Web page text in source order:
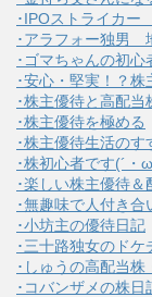
･IPOストライカ
･アラフォー独男
･ゴマちゃんの初
･安心・堅実！？株
･株主優待と高配
･株主優待を極める
･株主優待生活のす
･株初心者です(´・
･楽しい株主優待＆
･無趣味で人付き
･小坊主の優待日記
･三十路独女のドケ
･しゅうの高配当
･コバンザメの株日